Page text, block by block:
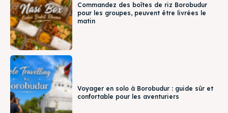
Commandez des boîtes de riz Borobudur
pour les groupes, peuvent être livrées le
matin
Voyager en solo à Borobudur : guide sûr et
confortable pour les aventuriers